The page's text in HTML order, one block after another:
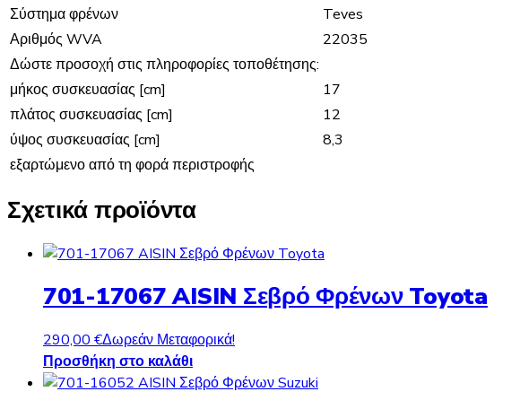
Σύστημα φρένων
Teves
Αριθμός WVA
22035
Δώστε προσοχή στις πληροφορίες τοποθέτησης:
μήκος συσκευασίας [cm]
17
πλάτος συσκευασίας [cm]
12
ύψος συσκευασίας [cm]
8,3
εξαρτώμενο από τη φορά περιστροφής
Σχετικά προϊόντα
701-17067 AISIN Σεβρό Φρένων Toyota
290,00 €Δωρεάν Μεταφορικά!
Προσθήκη στο καλάθι